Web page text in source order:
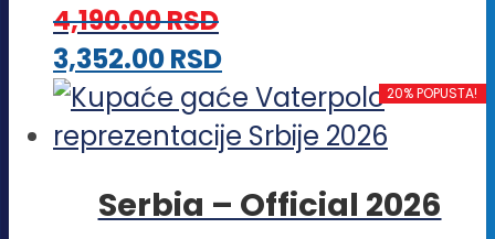
biti
izabrane
na
proizvoda.
4,190.00RSD
3,352.00RSDOvaj
proizvod
ima
varijanti.
20% POPUSTA!
Serbia – Official 2026